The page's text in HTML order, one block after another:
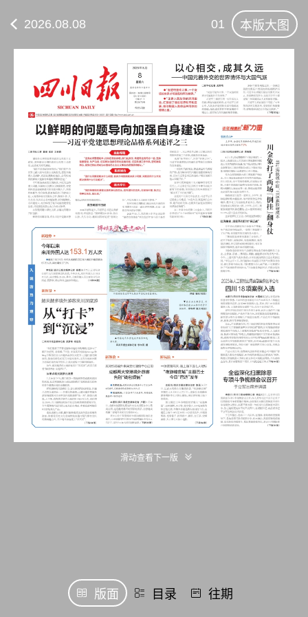
2026.08.08 01 本版大图
滑动查看下一版
版面 目录 往期